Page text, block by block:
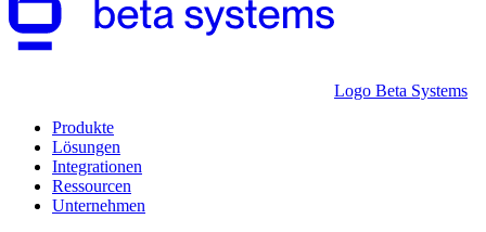
Logo Beta Systems
Produkte
Lösungen
Integrationen
Ressourcen
Unternehmen